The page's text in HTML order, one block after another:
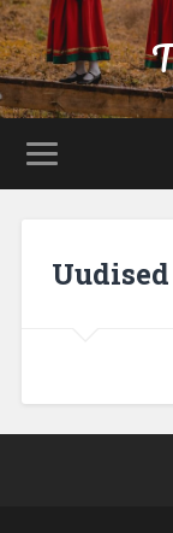
Uudised